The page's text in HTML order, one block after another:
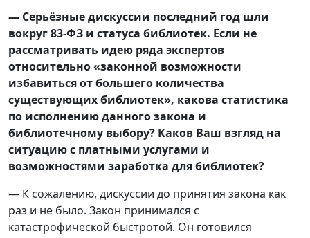
— Серьёзные дискуссии последний год шли
вокруг 83-ФЗ и статуса библиотек. Если не
рассматривать идею ряда экспертов
относительно «законной возможности
избавиться от большего количества
существующих библиотек», какова статистика
по исполнению данного закона и
библиотечному выбору? Каков Ваш взгляд на
ситуацию с платными услугами и
возможностями заработка для библиотек?
— К сожалению, дискуссии до принятия закона как
раз и не было. Закон принимался с
катастрофической быстротой. Он готовился